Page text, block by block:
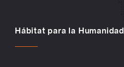
Hábitat para la Humanidad